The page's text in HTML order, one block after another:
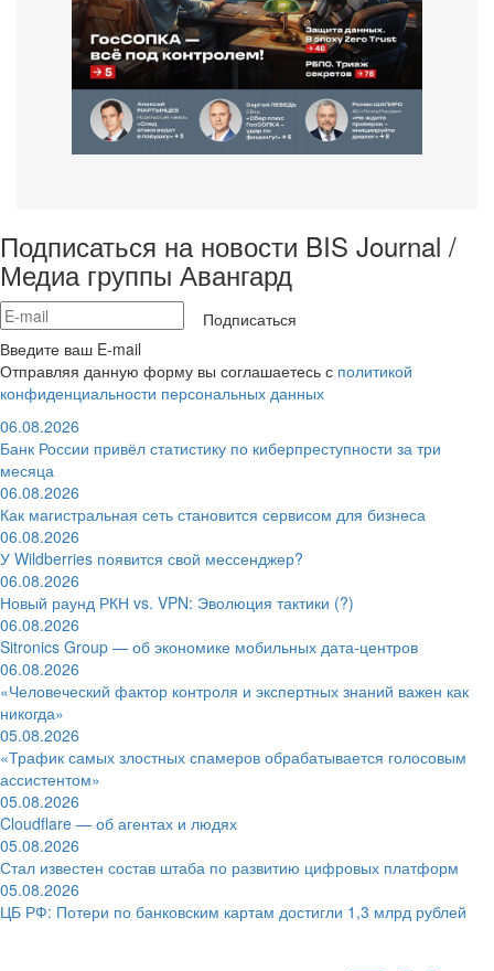
Подписаться на новости BIS Journal /
Медиа группы Авангард
Подписаться
Введите ваш E-mail
Отправляя данную форму вы соглашаетесь с политикой
конфиденциальности персональных данных
06.08.2026
Банк России привёл статистику по киберпреступности за три
месяца
06.08.2026
Как магистральная сеть становится сервисом для бизнеса
06.08.2026
У Wildberries появится свой мессенджер?
06.08.2026
Новый раунд РКН vs. VPN: Эволюция тактики (?)
06.08.2026
Sitronics Group — об экономике мобильных дата-центров
06.08.2026
«Человеческий фактор контроля и экспертных знаний важен как
никогда»
05.08.2026
«Трафик самых злостных спамеров обрабатывается голосовым
ассистентом»
05.08.2026
Cloudflare — об агентах и людях
05.08.2026
Стал известен состав штаба по развитию цифровых платформ
05.08.2026
ЦБ РФ: Потери по банковским картам достигли 1,3 млрд рублей